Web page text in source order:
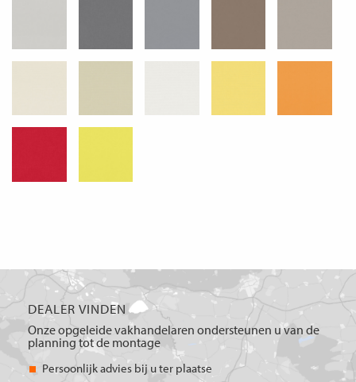
DEALER VINDEN
Onze opgeleide vakhandelaren ondersteunen u van de
planning tot de montage
Persoonlijk advies bij u ter plaatse